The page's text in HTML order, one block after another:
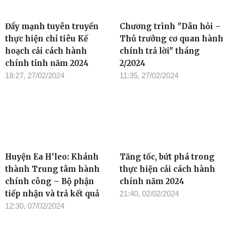
Đẩy mạnh tuyên truyền
thực hiện chỉ tiêu Kế
hoạch cải cách hành
chính tỉnh năm 2024
18:27, 27/02/2024
Chương trình "Dân hỏi –
Thủ trưởng cơ quan hành
chính trả lời" tháng
2/2024
11:35, 27/02/2024
Huyện Ea H’leo: Khánh
thành Trung tâm hành
chính công – Bộ phận
tiếp nhận và trả kết quả
12:30, 07/02/2024
Tăng tốc, bứt phá trong
thực hiện cải cách hành
chính năm 2024
21:40, 02/02/2024